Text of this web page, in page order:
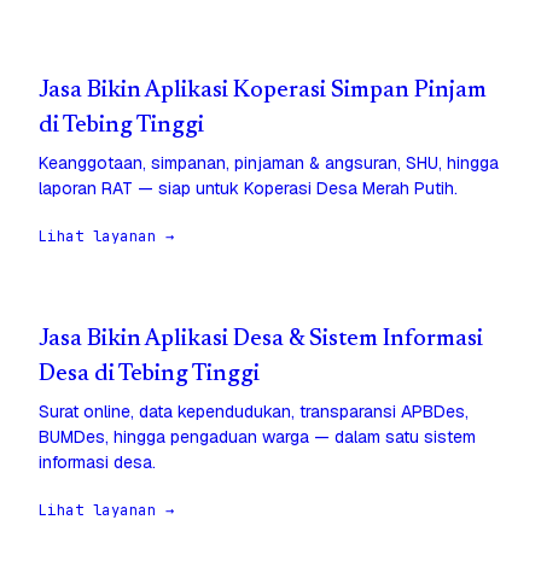
Jasa Bikin Aplikasi Koperasi Simpan Pinjam
di Tebing Tinggi
Keanggotaan, simpanan, pinjaman & angsuran, SHU, hingga
laporan RAT — siap untuk Koperasi Desa Merah Putih.
Lihat layanan →
Jasa Bikin Aplikasi Desa & Sistem Informasi
Desa di Tebing Tinggi
Surat online, data kependudukan, transparansi APBDes,
BUMDes, hingga pengaduan warga — dalam satu sistem
informasi desa.
Lihat layanan →